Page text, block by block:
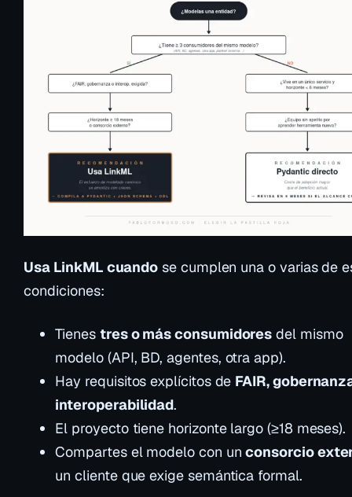
Usa LinkML cuando se cumplen una o varias de
condiciones:
Tienes tres o más consumidores del mismo
modelo (API, BD, agentes, otra app).
Hay requisitos explícitos de FAIR,
interoperabilidad.
El proyecto tiene horizonte largo (≥18 meses).
Compartes el modelo con unconsorcio
un cliente que exige semántica formal.